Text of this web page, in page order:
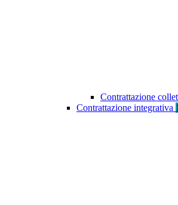
Contrattazione
Contrattazione integrativa